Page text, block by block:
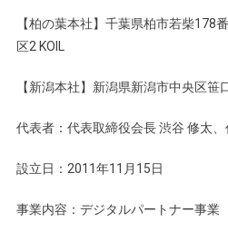
【柏の葉本社】千葉県柏市若柴178
区2 KOIL
【新潟本社】新潟県新潟市中央区笹
代表者：代表取締役会長 渋谷 修太
設立日：2011年11月15日
事業内容：デジタルパートナー事業